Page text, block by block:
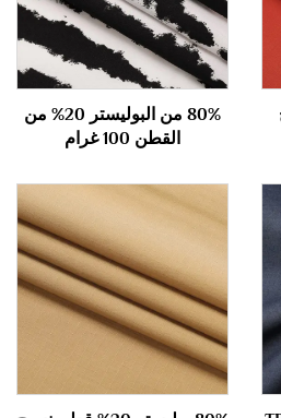
80% من البوليستر 20% من
القطن 100 غرام